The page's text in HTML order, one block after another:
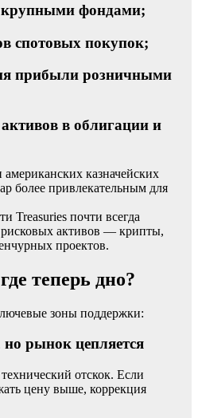
фондами;
спотовых покупок;
прибыли розничными
в облигации и
казначейских
более привлекательным для
Treasuries почти всегда
рисковых активов — крипты,
проектов.
теперь дно?
зоны поддержки:
рынок цепляется
отскок. Если
цену выше, коррекция